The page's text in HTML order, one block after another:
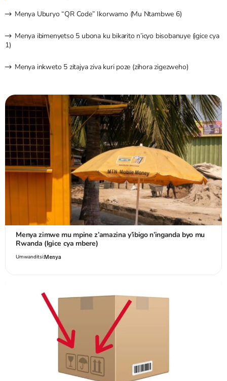
Menya Uburyo “QR Code” Ikorwamo (Mu Ntambwe 6)
Menya ibimenyetso 5 ubona ku bikarito n’icyo bisobanuye (igice cya
1)
Menya inkweto 5 zitajya ziva kuri poze (zihora zigezweho)
Menya zimwe mu mpine z’amazina y’ibigo n’inganda byo mu
Rwanda (Igice cya mbere)
Umwanditsi:Menya